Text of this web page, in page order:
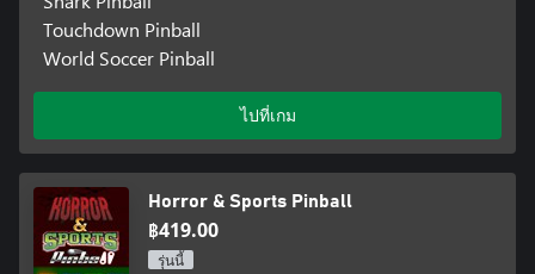
Touchdown Pinball
World Soccer Pinball
ไปที่เกม
Horror & Sports Pinball
฿419.00
รุ่นนี้